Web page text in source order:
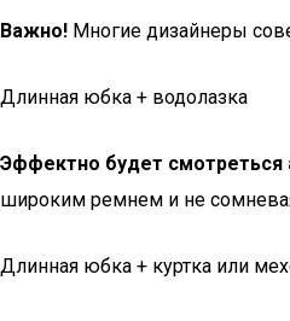
Важно! Многие дизайнеры
Длинная юбка + водолазка
Эффектно будет смотреться
широким ремнем и не
Длинная юбка + куртка или